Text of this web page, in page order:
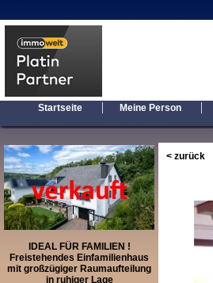
Startseite | Meine Person |
< zurück
IDEAL FÜR FAMILIEN !
Freistehendes Einfamilienhaus
mit großzügiger Raumaufteilung
in ruhiger Lage